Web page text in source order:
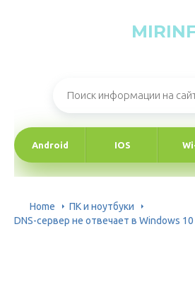
Android IOS
Home
ПК и ноутбуки
DNS-сервер не отвечает в Windows